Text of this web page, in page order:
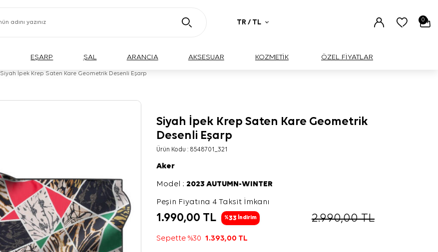
TR / TL 0
EŞARP ŞAL ARANCIA AKSESUAR KOZMETİK ÖZEL FİYATLAR
Siyah İpek Krep Saten Kare Geometrik Desenli Eşarp
Siyah İpek Krep Saten Kare Geometrik
Desenli Eşarp
Ürün Kodu : 8548701_321
Aker
Model :2023 AUTUMN-WINTER
Peşin Fiyatına 4 Taksit İmkanı
1.990,00 TL %33 İndirim 2.990,00TL
Sepette %301.393,00 TL